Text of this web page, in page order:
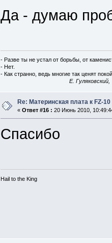
Да - думаю
- Разве ты не устал от борьбы, от
- Нет.
- Как странно, ведь многие так ценят
E.
Re: Материнская плата к FZ-10
« Ответ #16 : 20 Июнь 2010,
Спасибо
Hail to the King